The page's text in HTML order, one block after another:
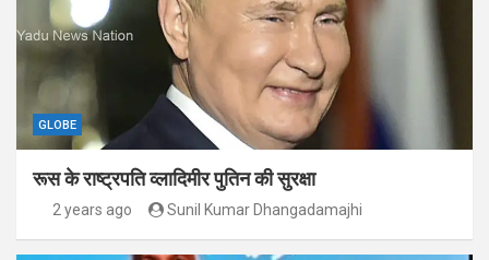
GLOBE
रूस के राष्ट्रपति व्लादिमीर पुतिन की सुरक्षा
2 years ago Sunil Kumar Dhangadamajhi